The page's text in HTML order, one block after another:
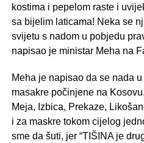
kostima i pepelom raste i
sa bijelim laticama! Neka se
svijetu s nadom u pobjedu
napisao je ministar Meha na
Meha je napisao da se nada
masakre počinjene na
Meja, Izbica, Prekaze,
i za maskre tokom cijelog
sme da šuti, jer “TIŠINA je